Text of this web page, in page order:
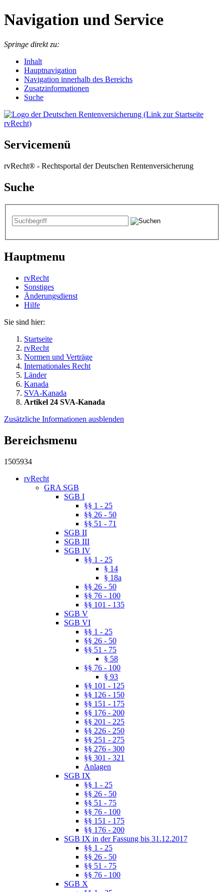
Navigation und Service
Springe direkt zu:
Inhalt
Hauptnavigation
Navigation innerhalb des Bereichs
Zusatzinformationen
Suche
Servicemenü
rvRecht® - Rechtsportal der Deutschen Rentenversicherung
Suche
Hauptmenu
rvRecht
Sonstiges
Änderungsdienst
Hil­fe
Sie sind hier:
Startseite
rvRecht
Normen und Verträge
Internationales Recht
Länder
Kanada
SVA-Kanada
Artikel 24 SVA-Kanada
Zusätzliche Informationen ausblenden
Bereichsmenu
1505934
rvRecht
GRA SGB
SGB I
§§ 1 - 25
§§ 26 - 50
§§ 51 - 71
SGB II
SGB III
SGB IV
§§ 1 - 25
§ 14
§ 18a
§§ 26 - 50
§§ 76 - 100
§§ 101 - 135
SGB V
SGB VI
§§ 1 - 25
§§ 26 - 50
§§ 51 - 75
§ 58
§§ 76 - 100
§ 93
§§ 101 - 125
§§ 126 - 150
§§ 151 - 175
§§ 176 - 200
§§ 201 - 225
§§ 226 - 250
§§ 251 - 275
§§ 276 - 300
§§ 301 - 321
Anlagen
SGB IX
§§ 1 - 25
§§ 26 - 50
§§ 51 - 75
§§ 76 - 100
§§ 151 - 175
§§ 176 - 200
SGB IX in der Fassung bis 31.12.2017
§§ 1 - 25
§§ 26 - 50
§§ 51 - 75
§§ 76 - 100
SGB X